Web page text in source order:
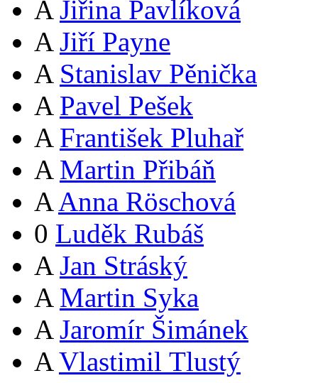
A Jiřina Pavlíková
A Jiří Payne
A Stanislav Pěnička
A Pavel Pešek
A František Pluhař
A Martin Přibáň
A Anna Röschová
0 Luděk Rubáš
A Jan Stráský
A Martin Syka
A Jaromír Šimánek
A Vlastimil Tlustý